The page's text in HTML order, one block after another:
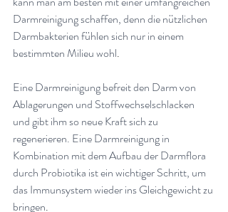
Darmreinigung schaffen, denn die nützlichen
Darmbakterien fühlen sich nur in einem
bestimmten Milieu wohl.
Eine Darmreinigung befreit den Darm von
Ablagerungen und Stoffwechselschlacken
und gibt ihm so neue Kraft sich zu
regenerieren. Eine Darmreinigung in
Kombination mit dem Aufbau der Darmflora
durch Probiotika ist ein wichtiger Schritt, um
das Immunsystem wieder ins Gleichgewicht zu
bringen.